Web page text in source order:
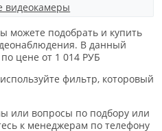
видеокамеры
можете подобрать и купить
В данный
цене от 1 014 РУБ
фильтр, которовый
или вопросы по подбору или
к менеджерам по телефону